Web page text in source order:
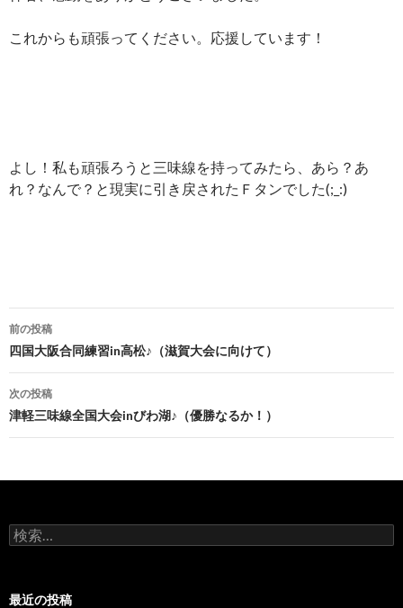
これからも頑張ってください。応援しています！
よし！私も頑張ろうと三味線を持ってみたら、あら？あ
れ？なんで？と現実に引き戻されたＦタンでした(;_:)
投稿ナビゲーション
前の投稿
四国大阪合同練習in高松♪（滋賀大会に向けて）
次の投稿
津軽三味線全国大会inびわ湖♪（優勝なるか！）
検索:
最近の投稿